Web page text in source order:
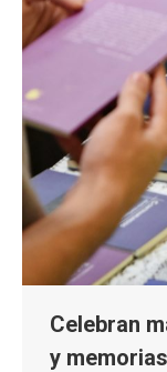
Celebran
y memorias